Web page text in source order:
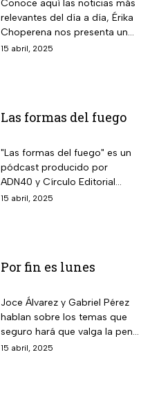
Conoce aquí las noticias más
relevantes del día a día, Érika
Choperena nos presenta un
resumen de los
15 abril, 2025
Las formas del fuego
"Las formas del fuego" es un
pódcast producido por
ADN40 y Círculo Editorial
Azteca, escúchalo aquí.
15 abril, 2025
Por fin es lunes
Joce Álvarez y Gabriel Pérez
hablan sobre los temas que
seguro hará que valga la pena
la semana, aquí lo puedes
15 abril, 2025